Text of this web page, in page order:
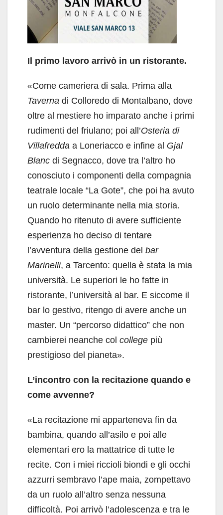
Il primo lavoro arrivò in un ristorante.
«Come cameriera di sala. Prima alla
Taverna di Colloredo di Montalbano, dove
oltre al mestiere ho imparato anche i primi
rudimenti del friulano; poi all’Osteria di
Villafredda a Loneriacco e infine al Gjal
Blanc di Segnacco, dove tra l’altro ho
conosciuto i componenti della compagnia
teatrale locale “La Gote”, che poi ha avuto
un ruolo determinante nella mia storia.
Quando ho ritenuto di avere sufficiente
esperienza ho deciso di tentare
l’avventura della gestione del bar
Marinelli, a Tarcento: quella è stata la mia
università. Le superiori le ho fatte in
ristorante, l’università al bar. E siccome il
bar lo gestivo, ritengo di avere anche un
master. Un “percorso didattico” che non
cambierei neanche col college più
prestigioso del pianeta».
L’incontro con la recitazione quando e
come avvenne?
«La recitazione mi apparteneva fin da
bambina, quando all’asilo e poi alle
elementari ero la mattatrice di tutte le
recite. Con i miei riccioli biondi e gli occhi
azzurri sembravo l’ape maia, zompettavo
da un ruolo all’altro senza nessuna
difficoltà. Poi arrivò l’adolescenza e tra le